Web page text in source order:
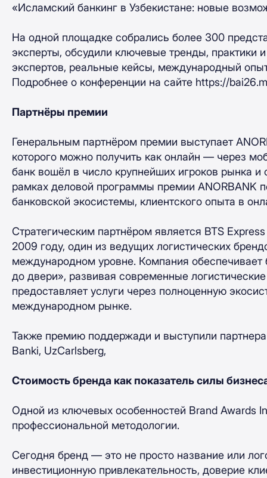
«Исламский банкинг в Узбекистане: новые
На одной площадке собрались более 300
эксперты, обсудили ключевые тренды, практики
экспертов, реальные кейсы, международный
Подробнее о конференции на сайте https://
Партнёры премии
Генеральным партнёром премии выступает
которого можно получить как онлайн — через
банк вошёл в число крупнейших игроков рынка
рамках деловой программы премии ANORBANK
банковской экосистемы, клиентского опыта в
Стратегическим партнёром является BTS
2009 году, один из ведущих логистических
международном уровне. Компания обеспечивает
до двери», развивая современные
предоставляет услуги через полноценную
международном рынке.
Также премию поддержади и выступили
Banki, UzCarlsberg,
Стоимость бренда как показатель силы
Одной из ключевых особенностей Brand Awards
профессиональной методологии.
Сегодня бренд — это не просто название или
инвестиционную привлекательность, доверие